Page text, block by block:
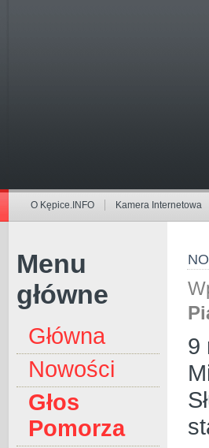
O Kępice.INFO Kamera Internetowa
Menu
główne
Główna
Nowości
Głos
Pomorza
9